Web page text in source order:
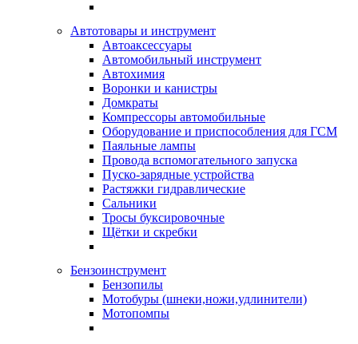
Автотовары и инструмент
Автоаксессуары
Автомобильный инструмент
Автохимия
Воронки и канистры
Домкраты
Компрессоры автомобильные
Оборудование и приспособления для ГСМ
Паяльные лампы
Провода вспомогательного запуска
Пуско-зарядные устройства
Растяжки гидравлические
Сальники
Тросы буксировочные
Щётки и скребки
Бензоинструмент
Бензопилы
Мотобуры (шнеки,ножи,удлинители)
Мотопомпы